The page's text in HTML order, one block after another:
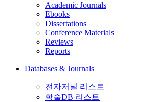
Academic Journals
Ebooks
Dissertations
Conference Materials
Reviews
Reports
Databases & Journals
전자저널 리스트
학술DB 리스트